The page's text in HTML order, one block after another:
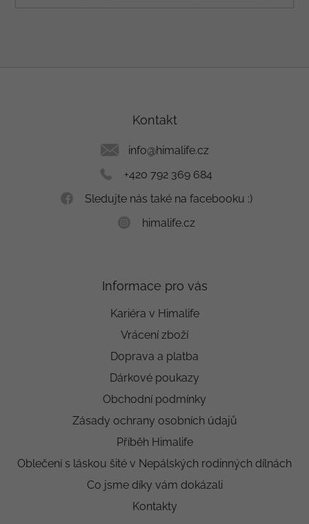
Kontakt
info@himalife.cz
+420 792 369 684
Sledujte nás také na facebooku :)
himalife.cz
Informace pro vás
Kariéra v Himalife
Vrácení zboží
Doprava a platba
Dárkové poukazy
Obchodní podmínky
Zásady ochrany osobních údajů
Příběh Himalife
Oblečení s láskou šité v Nepálských rodinných dílnách
Co jsme díky vám dokázali
Kontakty